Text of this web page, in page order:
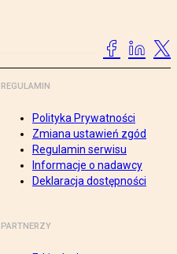
REGULAMIN
Polityka Prywatności
Zmiana ustawień zgód
Regulamin serwisu
Informacje o nadawcy
Deklaracja dostępności
PARTNERZY